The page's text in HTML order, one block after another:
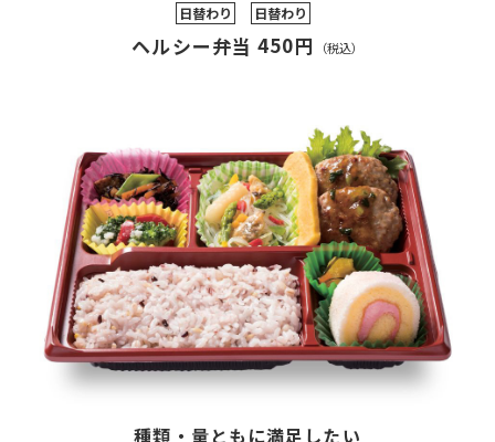
日替わり 日替わり
ヘルシー弁当 450円 （税込）
種類・量ともに満足したい